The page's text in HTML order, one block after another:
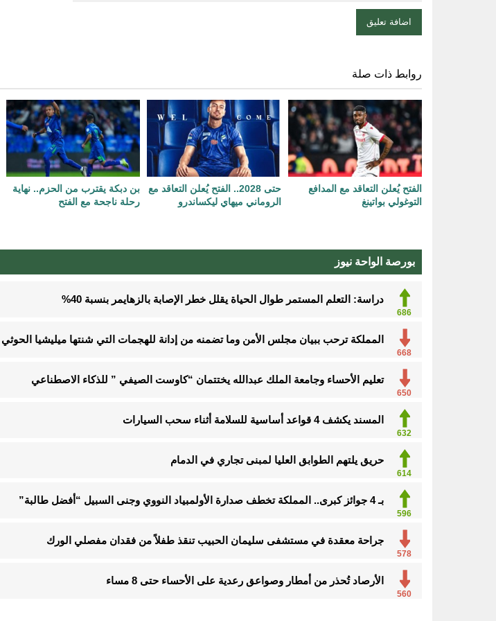
روابط ذات صلة
الفتح يُعلن التعاقد مع المدافع
التوغولي بواتينغ
حتى ‏‏2028.. الفتح يُعلن التعاقد مع
الروماني ميهاي ليكساندرو
بن دبكة يقترب من الحزم.. نهاية
رحلة ناجحة مع الفتح
بورصة الواحة نيوز
686
دراسة: التعلم المستمر طوال الحياة يقلل خطر الإصابة بالزهايمر بنسبة 40%
668
المملكة ترحب ببيان مجلس الأمن وما تضمنه من إدانة للهجمات التي شنتها ميليشيا الحوثي
650
تعليم الأحساء وجامعة الملك عبدالله يختتمان “كاوست الصيفي ” للذكاء الاصطناعي
632
المسند يكشف 4 قواعد أساسية للسلامة أثناء سحب السيارات
614
حريق يلتهم الطوابق العليا لمبنى تجاري في الدمام
596
بـ 4 جوائز كبرى.. المملكة تخطف صدارة الأولمبياد النووي وجنى السبيل “أفضل طالبة”
578
جراحة معقدة في مستشفى سليمان الحبيب تنقذ طفلاً من فقدان مفصلي الورك
560
الأرصاد تُحذر من أمطار وصواعق رعدية على الأحساء حتى 8 مساء